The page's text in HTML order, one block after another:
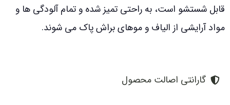
قابل شستشو است، به راحتی تمیز شده و تمام آلودگی ها و
مواد آرایشی از الیاف و موهای براش پاک می شوند.
گارانتی اصالت محصول